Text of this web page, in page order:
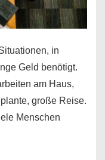
in
Geld benötigt.
am Haus,
große Reise.
Menschen